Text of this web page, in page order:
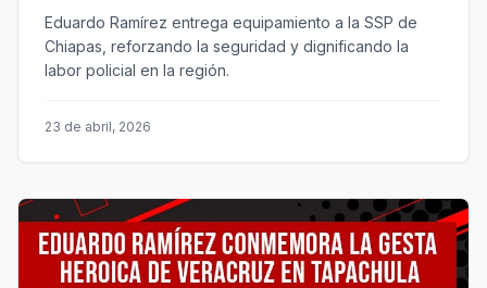
Eduardo Ramírez entrega equipamiento a la SSP de
Chiapas, reforzando la seguridad y dignificando la
labor policial en la región.
23 de abril, 2026